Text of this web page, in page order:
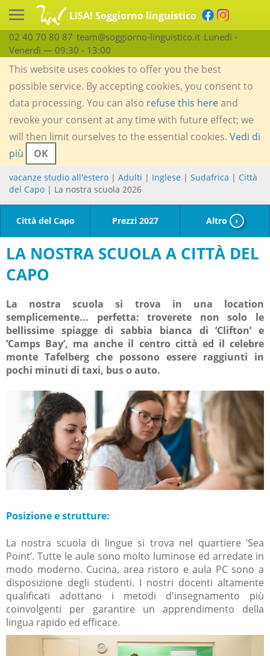
LISA! Soggiorno linguistico
02 40 70 80 87 team@soggiorno-linguistico.it Lunedì -
Venerdì — 09:30 - 13:00
This website uses cookies to offer you the best
possible service. By accepting cookies, you consent to
data processing. You can also refuse this hereand
revoke your consent at any time with future effect; we
will then limit ourselves to the essential cookies. Vedi di
più
OK
vacanze studio all'estero | Adulti | Inglese | Sudafrica | Città
del Capo | La nostra scuola 2026
Città del Capo Prezzi 2027 Altro ›
LA NOSTRA SCUOLA A CITTÀ DEL
CAPO
La nostra scuola si trova in una location
semplicemente... perfetta: troverete non solo le
bellissime spiagge di sabbia bianca di ’Clifton’ e
’Camps Bay’, ma anche il centro città ed il celebre
monte Tafelberg che possono essere raggiunti in
pochi minuti di taxi, bus o auto.
Posizione e strutture:
La nostra scuola di lingue si trova nel quartiere ’Sea
Point’. Tutte le aule sono molto luminose ed arredate in
modo moderno. Cucina, area ristoro e aula PC sono a
disposizione degli studenti. I nostri docenti altamente
qualificati adottano i metodi d'insegnamento più
coinvolgenti per garantire un apprendimento della
lingua rapido ed efficace.